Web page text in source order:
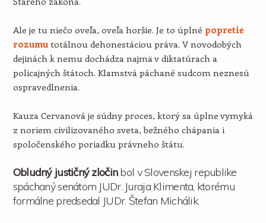
Ale je tu niečo oveľa, oveľa horšie. Je to úplné popretie
rozumutotálnou dehonestáciou práva. V novodobých
dejinách k nemu dochádza najmä v diktatúrach a
policajných štátoch. Klamstvá páchané sudcom neznesú
ospravedlnenia.
Kauza Cervanová je súdny proces, ktorý sa úplne vymyká
z noriem civilizovaného sveta, bežného chápania i
spoločenského poriadku právneho štátu.
Obludný justičný zločinbol v Slovenskej republike
spáchaný senátom JUDr. Juraja Klimenta, ktorému
formálne predsedal JUDr. Štefan Michálik.